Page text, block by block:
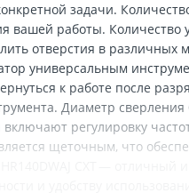
задачи.
вашей работы. Количество
отверстия в
универсальным
к работе после
Диаметр
регулировку
щеточным, что